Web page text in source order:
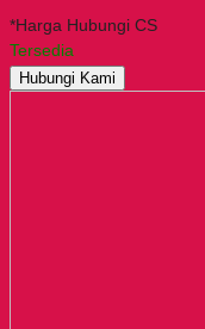
*Harga Hubungi CS
Tersedia
Hubungi Kami